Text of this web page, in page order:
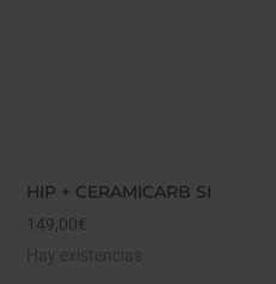
HIP + CERAMICARB SI
149,00€
Hay existencias